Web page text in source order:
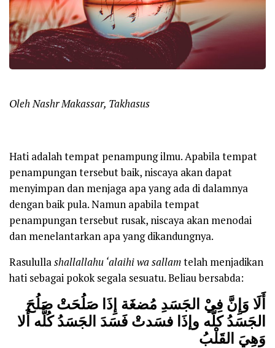
Oleh Nashr Makassar, Takhasus
Hati adalah tempat penampung ilmu. Apabila tempat
penampungan tersebut baik, niscaya akan dapat
menyimpan dan menjaga apa yang ada di dalamnya
dengan baik pula. Namun apabila tempat
penampungan tersebut rusak, niscaya akan menodai
dan menelantarkan apa yang dikandungnya.
Rasulullashallallahu ‘alaihi wasallamtelah menjadikan
hati sebagai pokok segala sesuatu. Beliau bersabda:
أَلَا وَإِنَّ فِيْ الجَسَدِ مُضغَة إِذَا صَلُحَتْ صَلُحَ
الجَسَدُ كلُّه وإذَا فسَدتْ فَسَدَ الجَسَدُ كُلُّه أَلا
وَهِيَ القَلْبُ